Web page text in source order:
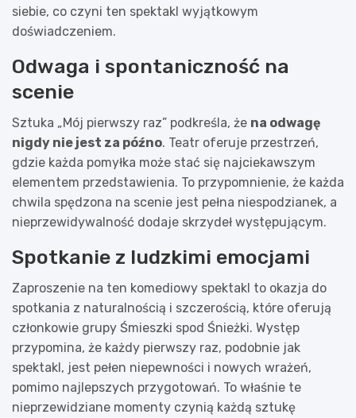
siebie, co czyni ten spektakl wyjątkowym
doświadczeniem.
Odwaga i spontaniczność na
scenie
Sztuka „Mój pierwszy raz” podkreśla, że na odwagę
nigdy nie jest za późno. Teatr oferuje przestrzeń,
gdzie każda pomyłka może stać się najciekawszym
elementem przedstawienia. To przypomnienie, że każda
chwila spędzona na scenie jest pełna niespodzianek, a
nieprzewidywalność dodaje skrzydeł występującym.
Spotkanie z ludzkimi emocjami
Zaproszenie na ten komediowy spektakl to okazja do
spotkania z naturalnością i szczerością, które oferują
członkowie grupy Śmieszki spod Śnieżki. Występ
przypomina, że każdy pierwszy raz, podobnie jak
spektakl, jest pełen niepewności i nowych wrażeń,
pomimo najlepszych przygotowań. To właśnie te
nieprzewidziane momenty czynią każdą sztukę